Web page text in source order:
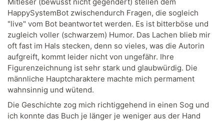
HappySystemBot zwischendurch Fragen, die sogleich
"live" vom Bot beantwortet werden. Es ist bitterböse und
zugleich voller (schwarzem) Humor. Das Lachen blieb mir
oft fast im Hals stecken, denn so vieles, was die Autorin
aufgreift, kommt leider nicht von ungefähr. Ihre
Figurenzeichnung ist sehr stark und glaubwürdig. Die
männliche Hauptcharaktere machte mich permament
wahnsinnig und wütend.
Die Geschichte zog mich richtiggehend in einen Sog und
ich konnte das Buch je länger je weniger aus der Hand